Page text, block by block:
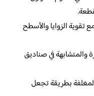
الزوايا والأسطح
في صناديق
بطريقة تجعل